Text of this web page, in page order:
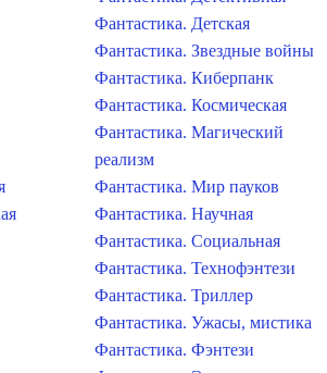
Фантастика. Детская
Фантастика. Звездные войны
Фантастика. Киберпанк
Фантастика. Космическая
Фантастика. Магический
реализм
Фантастика. Мир пауков
Фантастика. Научная
Фантастика. Социальная
Фантастика. Технофэнтези
Фантастика. Триллер
Фантастика. Ужасы, мистика
Фантастика. Фэнтези